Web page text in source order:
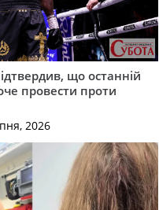
що останній
провести проти
2026